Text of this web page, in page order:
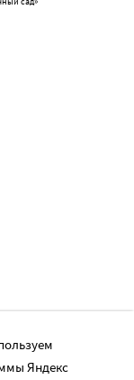
Яндекс